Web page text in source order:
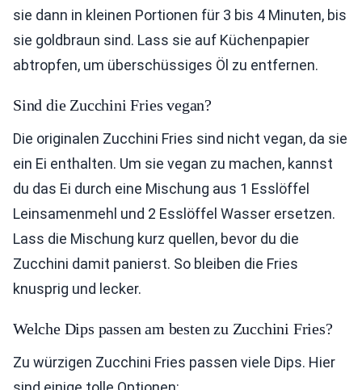
sie dann in kleinen Portionen für 3 bis 4 Minuten, bis
sie goldbraun sind. Lass sie auf Küchenpapier
abtropfen, um überschüssiges Öl zu entfernen.
Sind die Zucchini Fries vegan?
Die originalen Zucchini Fries sind nicht vegan, da sie
ein Ei enthalten. Um sie vegan zu machen, kannst
du das Ei durch eine Mischung aus 1 Esslöffel
Leinsamenmehl und 2 Esslöffel Wasser ersetzen.
Lass die Mischung kurz quellen, bevor du die
Zucchini damit panierst. So bleiben die Fries
knusprig und lecker.
Welche Dips passen am besten zu Zucchini Fries?
Zu würzigen Zucchini Fries passen viele Dips. Hier